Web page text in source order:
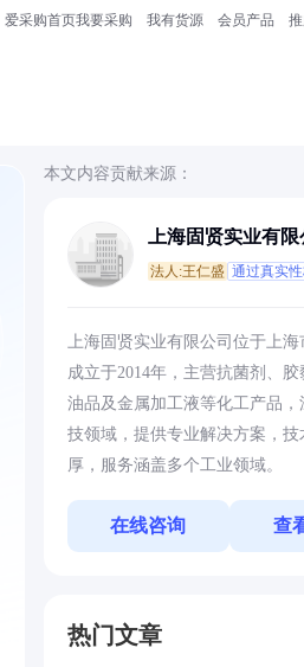
爱采购首页我要采购 我有货源 会员产品
本文内容贡献来源：
上海固贤实业有限
法人:王仁盛 通过真实
上海固贤实业有限公司位于上海
成立于2014年，主营抗菌剂、
油品及金属加工液等化工产品，
技领域，提供专业解决方案，技
厚，服务涵盖多个工业领域。
在线咨询 查
热门文章